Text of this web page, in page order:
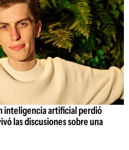
inteligencia artificial perdió
las discusiones sobre una